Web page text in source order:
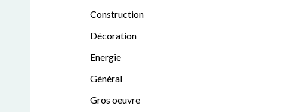
Construction
Décoration
Energie
Général
Gros oeuvre